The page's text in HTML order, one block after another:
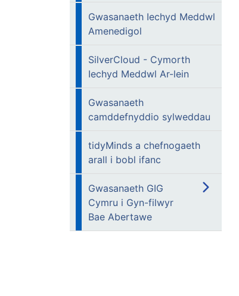
Gwasanaeth Iechyd Meddwl
Amenedigol
SilverCloud - Cymorth
Iechyd Meddwl Ar-lein
Gwasanaeth
camddefnyddio sylweddau
tidyMinds a chefnogaeth
arall i bobl ifanc
Gwasanaeth GIG
Cymru i Gyn-filwyr
Bae Abertawe